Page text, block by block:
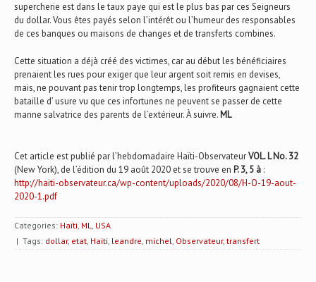
supercherie est dans le taux paye qui est le plus bas par ces Seigneurs
du dollar. Vous êtes payés selon l’intérêt ou l’humeur des responsables
de ces banques ou maisons de changes et de transferts combines.
Cette situation a déjà créé des victimes, car au début les bénéficiaires
prenaient les rues pour exiger que leur argent soit remis en devises,
mais, ne pouvant pas tenir trop longtemps, les profiteurs gagnaient cette
bataille d’ usure vu que ces infortunes ne peuvent se passer de cette
manne salvatrice des parents de l’extérieur. À suivre. ML
Cet article est publié par l’hebdomadaire Haïti-ObservateurVOL.L No. 32
(New York), de l’édition du 19 août 2020 et se trouve en P. 3, 5 à :
http://haiti-observateur.ca/wp-content/uploads/2020/08/H-O-19-aout-
2020-1.pdf
Categories: Haïti, ML, USA
| Tags: dollar, etat, Haiti, leandre, michel, Observateur, transfert